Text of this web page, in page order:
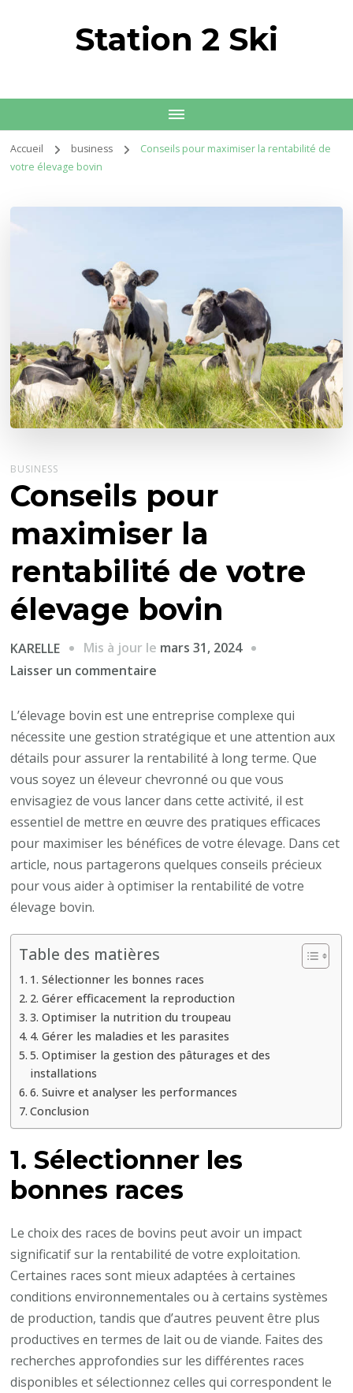
Station 2 Ski
Accueil business
Conseils pour maximiser la rentabilité de
votre élevage bovin
BUSINESS
Conseils pour
maximiser la
rentabilité de votre
élevage bovin
KARELLE Mis à jour le mars 31, 2024
Laisser un commentaire
pour
maximiser
la
rentabilité
de
votre
élevage
bovin
L’élevage bovin est une entreprise complexe qui
nécessite une gestion stratégique et une attention aux
détails pour assurer la rentabilité à long terme. Que
vous soyez un éleveur chevronné ou que vous
envisagiez de vous lancer dans cette activité, il est
essentiel de mettre en œuvre des pratiques efficaces
pour maximiser les bénéfices de votre élevage. Dans cet
article, nous partagerons quelques conseils précieux
pour vous aider à optimiser la rentabilité de votre
élevage bovin.
Table des matières
1. Sélectionner les bonnes races
2. Gérer efficacement la reproduction
3. Optimiser la nutrition du troupeau
4. Gérer les maladies et les parasites
5. Optimiser la gestion des pâturages et des
installations
6. Suivre et analyser les performances
Conclusion
1. Sélectionner les
bonnes races
Le choix des races de bovins peut avoir un impact
significatif sur la rentabilité de votre exploitation.
Certaines races sont mieux adaptées à certaines
conditions environnementales ou à certains systèmes
de production, tandis que d’autres peuvent être plus
productives en termes de lait ou de viande. Faites des
recherches approfondies sur les différentes races
disponibles et sélectionnez celles qui correspondent le